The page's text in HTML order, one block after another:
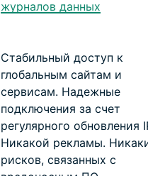
журналов данных
Стабильный доступ к
глобальным сайтам и
сервисам. Надежные
подключения за счет
регулярного обновления
Никакой рекламы.
рисков, связанных с